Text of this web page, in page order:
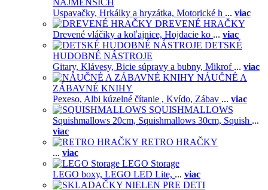
NAJMENŠÍCH
Uspavačky, Hrkálky a hryzátka, Motorické h ... viac
DREVENÉ HRAČKY
Drevené vláčiky a koľajnice, Hojdacie ko ... viac
DETSKÉ
HUDOBNÉ NÁSTROJE
Gitary, Klávesy, Bicie súpravy a bubny, Mikrof ... viac
NÁUČNÉ A
ZÁBAVNÉ KNIHY
Pexeso, Albi kúzelné čítanie , Kvído, Zábav ... viac
SQUISHMALLOWS
Squishmallows 20cm, Squishmallows 30cm, Squish ...
viac
RETRO HRAČKY
... viac
LEGO Storage
LEGO boxy, LEGO LED Lite, ... viac